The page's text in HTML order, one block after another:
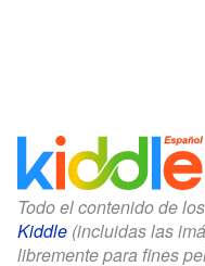
Todo el contenido de
Kiddle (incluidas las
libremente para fines